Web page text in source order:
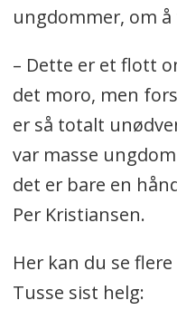
ungdommer, om å
– Dette er et flott
det moro, men
er så totalt
var masse
det er bare en
Per Kristiansen.
Her kan du se
Tusse sist helg: